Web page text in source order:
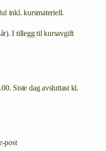
inkl. kursmateriell.
I tillegg til kursavgift
Siste dag avsluttast kl.
post